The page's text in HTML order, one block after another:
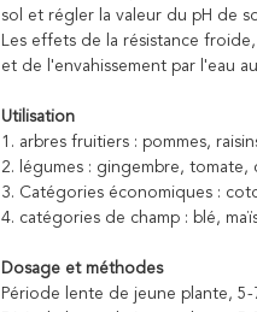
sol et régler la valeur du pH de
Les effets de la résistance
et de l'envahissement par l'eau
Utilisation
1. arbres fruitiers : pommes,
2. légumes : gingembre,
3. Catégories économiques :
4. catégories de champ : blé,
Dosage et méthodes
Période lente de jeune plante,